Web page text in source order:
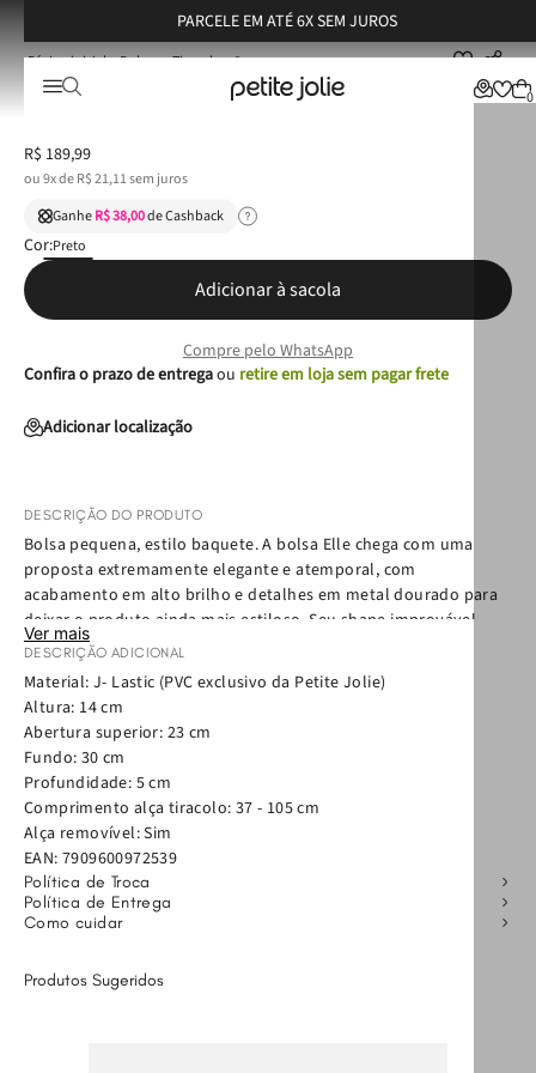
PARCELE EM ATÉ 6X SEM JUROS
0
Bolsas Tiracolo Bolsa Petite Jolie Elle Preto PJ11245
Bolsa Petite Jolie Elle Preto PJ11245
R$ 189,99
ou9x deR$21,11sem juros
GanheR$ 38,00de Cashback
Cor:Preto
Adicionar à sacola
Compre pelo WhatsApp
Confira o prazo de entregaou retire em loja sem pagar frete
Adicionar localização
DESCRIÇÃO DO PRODUTO
Bolsa pequena, estilo baquete. A bolsa Elle chega com uma
proposta extremamente elegante e atemporal, com
acabamento em alto brilho e detalhes em metal dourado para
deixar o produto ainda mais estiloso. Seu shape improvável
agrega modernidade e elegância à looks básicos ou mais
elaborados. É espaçosa, versátil e atemporal, trazendo
fechamento por zíper e alça ajustável. Aquele modelo que você
vai querer um de cada cor.
Ver mais
DESCRIÇÃO ADICIONAL
Material: J- Lastic (PVC exclusivo da Petite Jolie)
Altura: 14 cm
Abertura superior: 23 cm
Fundo: 30 cm
Profundidade: 5 cm
Comprimento alça tiracolo: 37 - 105 cm
Alça removível: Sim
EAN: 7909600972539
Política de Troca
Política de Entrega
Como cuidar
Produtos Sugeridos